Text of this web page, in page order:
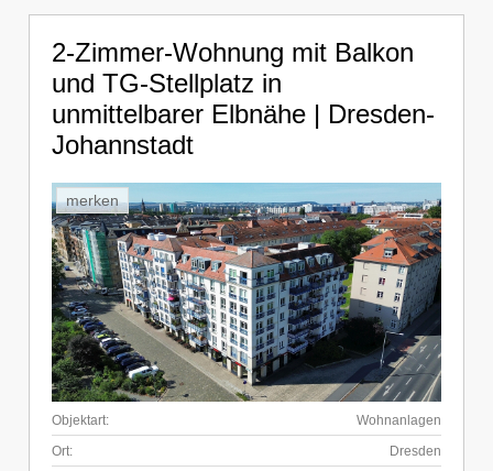
2-Zimmer-Wohnung mit Balkon
und TG-Stellplatz in
unmittelbarer Elbnähe | Dresden-
Johannstadt
merken
Objektart:
Wohnanlagen
Ort:
Dresden